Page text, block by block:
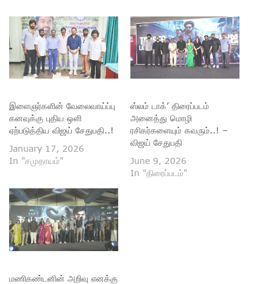
இளைஞர்களின் வேலைவாய்ப்பு
கனவுக்கு புதிய ஒளி
ஏற்படுத்திய விஜய் சேதுபதி..!
January 17, 2026
In "சமுதாயம்"
ஸ்லம் டாக்’ திரைப்படம்
அனைத்து மொழி
ரசிகர்களையும் கவரும்..! –
விஜய் சேதுபதி
June 9, 2026
In "திரைப்படம்"
மணிகண்டனின் அறிவு எனக்கு